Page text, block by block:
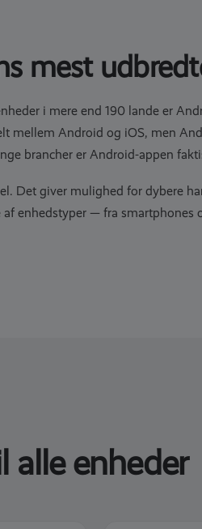
mest
i mere end 190 lande er
mellem Android og iOS, men
brancher er Android-appen
Det giver mulighed for dybere
enhedstyper — fra smartphones
alle enheder